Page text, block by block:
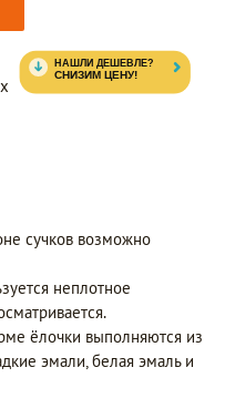
сучков возможно
неплотное
ёлочки выполняются из
эмали, белая эмаль и